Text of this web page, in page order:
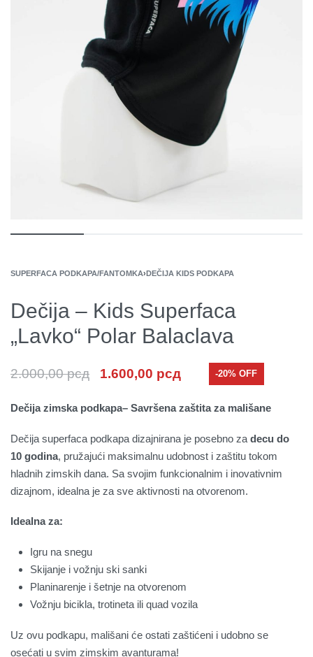
SUPERFACA PODKAPA/FANTOMKA›DEČIJA KIDS PODKAPA
Dečija – Kids Superfaca
„Lavko“ Polar Balaclava
2.000,00рсд 1.600,00 рсд -20% OFF
Dečija zimska podkapa– Savršena zaštita za mališane
Dečija superfaca podkapa dizajnirana je posebno za decu do
10 godina, pružajući maksimalnu udobnost i zaštitu tokom
hladnih zimskih dana. Sa svojim funkcionalnim i inovativnim
dizajnom, idealna je za sve aktivnosti na otvorenom.
Idealna za:
Igru na snegu
Skijanje i vožnju ski sanki
Planinarenje i šetnje na otvorenom
Vožnju bicikla, trotineta ili quad vozila
Uz ovu podkapu, mališani će ostati zaštićeni i udobno se
osećati u svim zimskim avanturama!